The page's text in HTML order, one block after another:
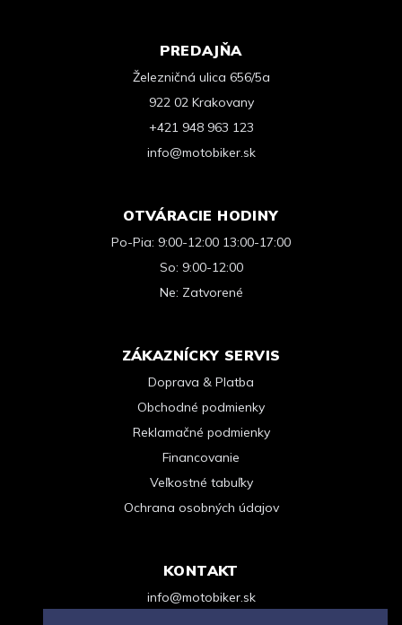
PREDAJŇA
Železničná ulica 656/5a
922 02 Krakovany
+421 948 963 123
info@motobiker.sk
OTVÁRACIE HODINY
Po-Pia: 9:00-12:00 13:00-17:00
So: 9:00-12:00
Ne: Zatvorené
ZÁKAZNÍCKY SERVIS
Doprava & Platba
Obchodné podmienky
Reklamačné podmienky
Financovanie
Veľkostné tabuľky
Ochrana osobných údajov
KONTAKT
info@motobiker.sk